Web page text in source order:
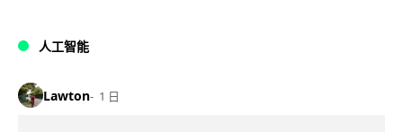
人工智能
Lawton 1 日